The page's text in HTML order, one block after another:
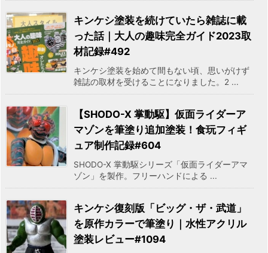
キンケシ塗装を続けていたら雑誌に載
った話｜大人の趣味完全ガイド2023取
材記録#492
キンケシ塗装を始めて間もない頃、思いがけず
雑誌の取材を受けることになりました。2 ...
【SHODO-X 掌動駆】仮面ライダーア
マゾンを筆塗り追加塗装！食玩フィギ
ュア制作記録#604
SHODO-X 掌動駆シリーズ「仮面ライダーアマ
ゾン」を製作。フリーハンドによる ...
キンケシ復刻版「ビッグ・ザ・武道」
を原作カラーで筆塗り｜水性アクリル
塗装レビュー#1094